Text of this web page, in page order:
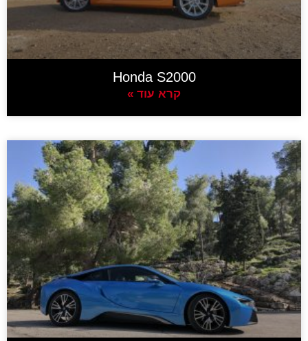
Honda S2000
קרא עוד »